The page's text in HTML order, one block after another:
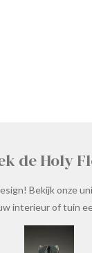
de Holy
Bekijk onze
interieur of tuin